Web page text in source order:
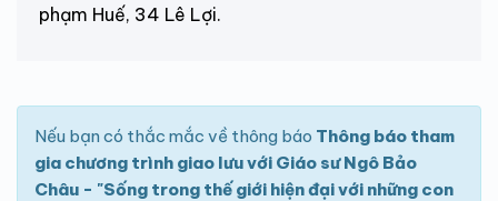
phạm Huế, 34 Lê Lợi.
Nếu bạn có thắc mắc về thông báo Thông báo tham
gia chương trình giao lưu với Giáo sư Ngô Bảo
Châu - "Sống trong thế giới hiện đại với những con